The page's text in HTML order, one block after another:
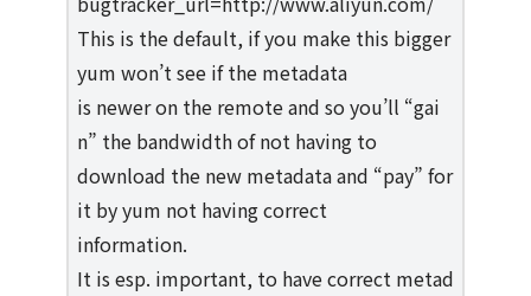
This is the default, if you make this bigger
yum won’t see if the metadata
is newer on the remote and so you’ll “gai
n” the bandwidth of not having to
download the new metadata and “pay” for
it by yum not having correct
information.
It is esp. important, to have correct metad